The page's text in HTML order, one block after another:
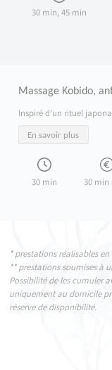
30 min, 45 min
Massage Kobido,
Inspiré d’un rituel
En savoir plus
30 min 30 min
* prestations réalisables
** prestations soumises à
Possibilité de les cumuler
uniquement au domicile
réserve de disponibilité.